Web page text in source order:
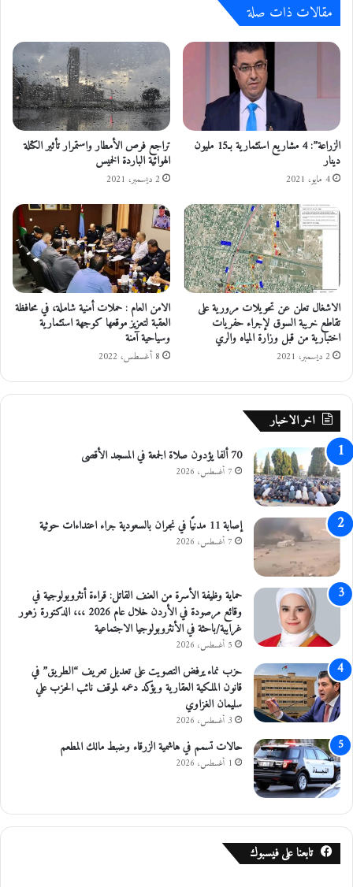
ه
ر
م
ق
ب
ل
ف
ي
ت
ف
ع
ا
ا
ج
ب
ل
ي
ة
و
ا
ل
ه
و
و
ح
ا
ر
ة
ف
ي
ب
ا
ق
ي
ل
م
ن
ا
ط
ق
مقالات ذات صلة
الزراعة”: 4 مشاريع استثمارية بـ15 مليون
دينار
4 مايو، 2021
تراجع فرص الأمطار واستمرار تأثير الكتلة
الهوائية الباردة الخميس
2 ديسمبر، 2021
الاشغال تعلن عن تحويلات مرورية على
تقاطع خريبة السوق لإجراء حفريات
اختبارية من قبل وزارة المياه والري
2 ديسمبر، 2021
الامن العام : حملات أمنية شاملة، في محافظة
العقبة لتعزيز موقعها كوجهة استثمارية
وسياحية آمنة
8 أغسطس، 2022
اخر الاخبار
70 ألفا يؤدون صلاة الجمعة في المسجد الأقصى
7 أغسطس، 2026
إصابة 11 مدنيًا في نجران بالسعودية جراء اعتداءات حوثية
7 أغسطس، 2026
حماية وظيفة الأسرة من العنف القاتل: قراءة أنثروبولوجية في
وقائع مرصودة في الأردن خلال عام 2026 ،،، الدكتورة زهور
غرايبة/باحثة في الأنثروبولوجيا الاجتماعية
5 أغسطس، 2026
حزب نماء يرفض التصويت على تعديل تعريف “الطريق” في
قانون الملكية العقارية ويؤكد دعمه لموقف نائب الحزب علي
سليمان الغزاوي
3 أغسطس، 2026
حالات تسمم في هاشمية الزرقاء وضبط مالك المطعم
1 أغسطس، 2026
تابعنا على فيسبوك